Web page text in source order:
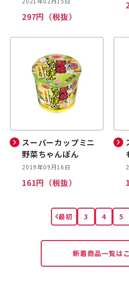
297円（税抜）
スーパーカップミニ
野菜ちゃんぽん
2019年09月16日
161円（税抜）
最初 3 4 5
新着商品一覧は